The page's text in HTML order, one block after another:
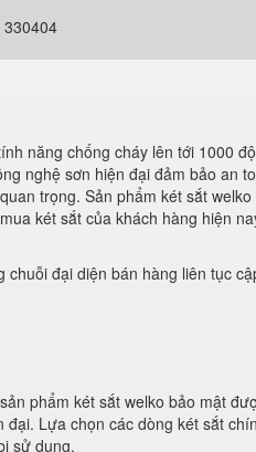
330404
năng chống cháy lên tới 1000
nghệ sơn hiện đại đảm bảo an
trọng. Sản phẩm két sắt
két sắt của khách hàng hiện
đại diện bán hàng liên tục
phẩm két sắt welko bảo mật
Lựa chọn các dòng két sắt
sử dụng.